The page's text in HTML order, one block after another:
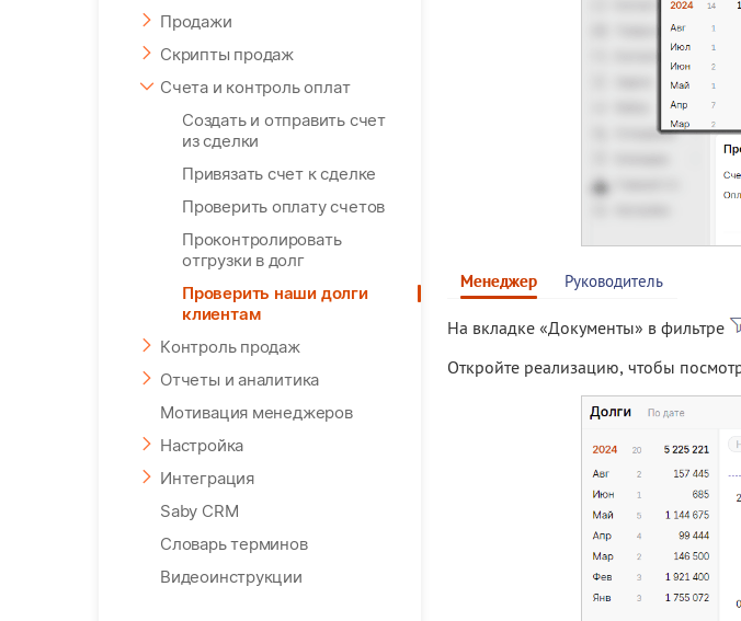
Продажи
Скрипты продаж
Счета и контроль оплат
Создать и отправить счет
из сделки
Привязать счет к сделке
Проверить оплату счетов
Проконтролировать
отгрузки в долг
Проверить наши долги
клиентам
Контроль продаж
Отчеты и аналитика
Мотивация менеджеров
Настройка
Интеграция
Saby CRM
Словарь терминов
Видеоинструкции
Менеджер Руководитель
На вкладке «Документы» в фильтре
Откройте реализацию, чтобы